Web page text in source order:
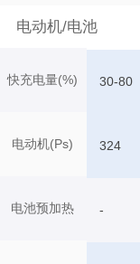
电动机/电池
快充电量(%)
电动机(Ps)
电池预加热
30-80
324
-